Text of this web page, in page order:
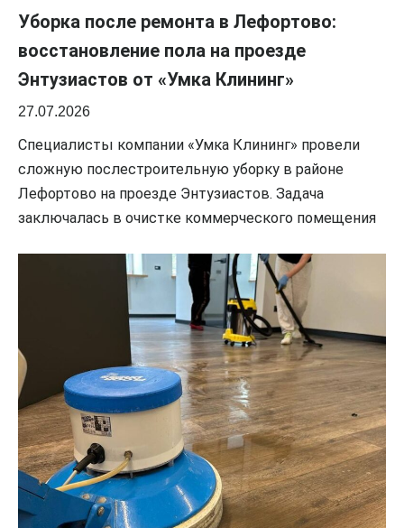
Уборка после ремонта в Лефортово:
восстановление пола на проезде
Энтузиастов от «Умка Клининг»
27.07.2026
Специалисты компании «Умка Клининг» провели
сложную послестроительную уборку в районе
Лефортово на проезде Энтузиастов. Задача
заключалась в очистке коммерческого помещения